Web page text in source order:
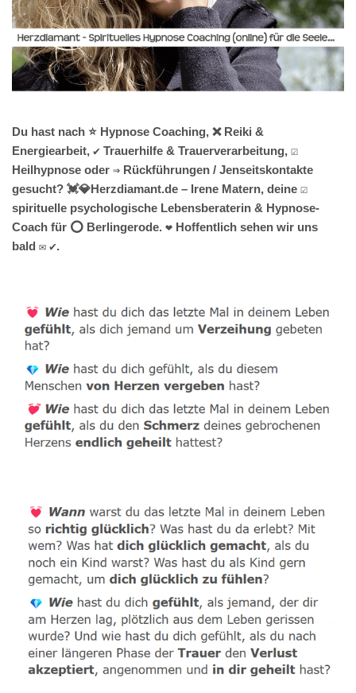
Du hast nach ⭐ Hypnose Coaching, ❌ Reiki &
Energiearbeit, ✔️ Trauerhilfe & Trauerverarbeitung, ☑️
Heilhypnose oder ⇒ Rückführungen / Jenseitskontakte
gesucht? 💓️💎Herzdiamant.de – Irene Matern, deine ☑️
spirituelle psychologische Lebensberaterin & Hypnose-
Coach für ⭕ Berlingerode. ❤ Hoffentlich sehen wir uns
bald ✉ ✔.